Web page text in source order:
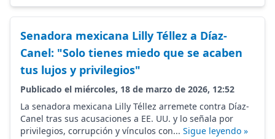
Senadora mexicana Lilly Téllez a Díaz-
Canel: "Solo tienes miedo que se acaben
tus lujos y privilegios"
Publicado el miércoles, 18 de marzo de 2026, 12:52
La senadora mexicana Lilly Téllez arremete contra Díaz-
Canel tras sus acusaciones a EE. UU. y lo señala por
privilegios, corrupción y vínculos con... Sigue leyendo »